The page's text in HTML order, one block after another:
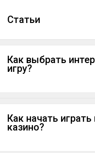
Cтатьи
Как выбрать
игру?
Как начать
казино?